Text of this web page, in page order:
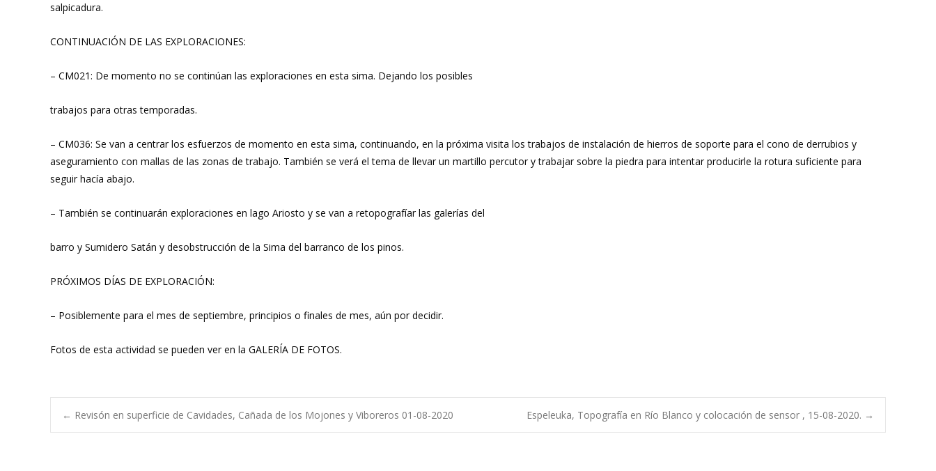
salpicadura.
CONTINUACIÓN DE LAS EXPLORACIONES:
– CM021: De momento no se continúan las exploraciones en esta sima. Dejando los posibles
trabajos para otras temporadas.
– CM036: Se van a centrar los esfuerzos de momento en esta sima, continuando, en la próxima visita los trabajos de instalación de hierros de soporte para el cono de derrubios y
aseguramiento con mallas de las zonas de trabajo. También se verá el tema de llevar un martillo percutor y trabajar sobre la piedra para intentar producirle la rotura suficiente para
seguir hacía abajo.
– También se continuarán exploraciones en lago Ariosto y se van a retopografíar las galerías del
barro y Sumidero Satán y desobstrucción de la Sima del barranco de los pinos.
PRÓXIMOS DÍAS DE EXPLORACIÓN:
– Posiblemente para el mes de septiembre, principios o finales de mes, aún por decidir.
Fotos de esta actividad se pueden ver en la GALERÍA DE FOTOS.
Navegación
← Revisón en superficie de Cavidades, Cañada de los Mojones y Viboreros 01-08-2020 Espeleuka, Topografía en Río Blanco y colocación de sensor , 15-08-2020. →